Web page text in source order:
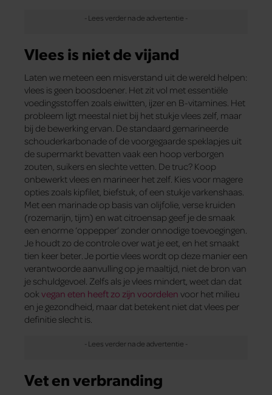
Vlees is niet de vijand
Laten we meteen een misverstand uit de wereld helpen:
vlees is geen boosdoener. Het zit vol met essentiële
voedingsstoffen zoals eiwitten, ijzer en B-vitamines. Het
probleem ligt meestal niet bij het stukje vlees zelf, maar
bij de bewerking ervan. De standaard gemarineerde
schouderkarbonade of de voorgegaarde speklapjes uit
de supermarkt bevatten vaak een hoop verborgen
zouten, suikers en slechte vetten. De truc? Koop
onbewerkt vlees en marineer het zelf. Kies voor magere
opties zoals kipfilet, biefstuk, of een stukje varkenshaas.
Met een marinade op basis van olijfolie, verse kruiden
(rozemarijn, tijm) en wat citroensap geef je de smaak
een enorme ‘oppepper’ zonder onnodige toevoegingen.
Je houdt zo de controle over wat je eet, en het smaakt
tien keer beter. Je portie vlees wordt op deze manier een
verantwoorde aanvulling op je maaltijd, niet de bron van
je schuldgevoel. Zelfs als je vlees mindert, weet dan dat
ook vegan eten heeft zo zijn voordelen voor het milieu
en je gezondheid, maar dat betekent niet dat vlees per
definitie slecht is.
Vet en verbranding